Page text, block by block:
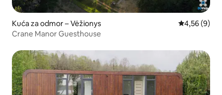
Kuća za odmor – Vėžionys Prosječna
4,56 (9)
Crane Manor Guesthouse